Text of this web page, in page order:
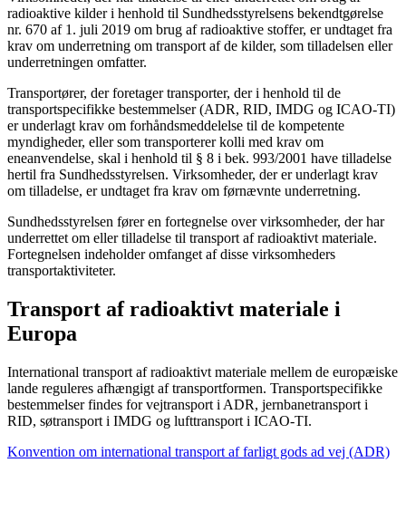
radioaktive kilder i henhold til Sundhedsstyrelsens bekendtgørelse
nr. 670 af 1. juli 2019 om brug af radioaktive stoffer, er undtaget fra
krav om underretning om transport af de kilder, som tilladelsen eller
underretningen omfatter.
Transportører, der foretager transporter, der i henhold til de
transportspecifikke bestemmelser (ADR, RID, IMDG og ICAO-TI)
er underlagt krav om forhåndsmeddelelse til de kompetente
myndigheder, eller som transporterer kolli med krav om
eneanvendelse, skal i henhold til § 8 i bek. 993/2001 have tilladelse
hertil fra Sundhedsstyrelsen. Virksomheder, der er underlagt krav
om tilladelse, er undtaget fra krav om førnævnte underretning.
Sundhedsstyrelsen fører en fortegnelse over virksomheder, der har
underrettet om eller tilladelse til transport af radioaktivt materiale.
Fortegnelsen indeholder omfanget af disse virksomheders
transportaktiviteter.
Transport af radioaktivt materiale i
Europa
International transport af radioaktivt materiale mellem de europæiske
lande reguleres afhængigt af transportformen. Transportspecifikke
bestemmelser findes for vejtransport i ADR, jernbanetransport i
RID, søtransport i IMDG og lufttransport i ICAO-TI.
Konvention om international transport af farligt gods ad vej (ADR)